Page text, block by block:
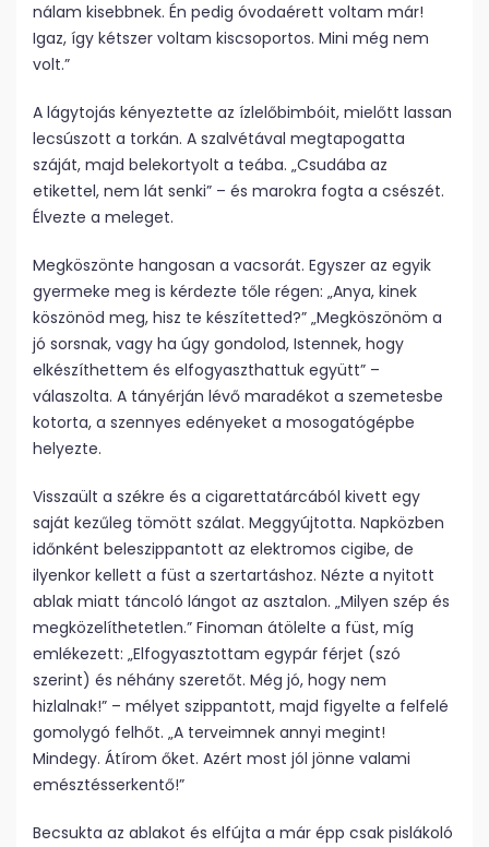
nálam kisebbnek. Én pedig óvodaérett voltam már!
Igaz, így kétszer voltam kiscsoportos. Mini még nem
volt.”
A lágytojás kényeztette az ízlelőbimbóit, mielőtt lassan
lecsúszott a torkán. A szalvétával megtapogatta
száját, majd belekortyolt a teába. „Csudába az
etikettel, nem lát senki” – és marokra fogta a csészét.
Élvezte a meleget.
Megköszönte hangosan a vacsorát. Egyszer az egyik
gyermeke meg is kérdezte tőle régen: „Anya, kinek
köszönöd meg, hisz te készítetted?” „Megköszönöm a
jó sorsnak, vagy ha úgy gondolod, Istennek, hogy
elkészíthettem és elfogyaszthattuk együtt” –
válaszolta. A tányérján lévő maradékot a szemetesbe
kotorta, a szennyes edényeket a mosogatógépbe
helyezte.
Visszaült a székre és a cigarettatárcából kivett egy
saját kezűleg tömött szálat. Meggyújtotta. Napközben
időnként beleszippantott az elektromos cigibe, de
ilyenkor kellett a füst a szertartáshoz. Nézte a nyitott
ablak miatt táncoló lángot az asztalon. „Milyen szép és
megközelíthetetlen.” Finoman átölelte a füst, míg
emlékezett: „Elfogyasztottam egypár férjet (szó
szerint) és néhány szeretőt. Még jó, hogy nem
hizlalnak!” – mélyet szippantott, majd figyelte a felfelé
gomolygó felhőt. „A terveimnek annyi megint!
Mindegy. Átírom őket. Azért most jól jönne valami
emésztésserkentő!”
Becsukta az ablakot és elfújta a már épp csak pislákoló